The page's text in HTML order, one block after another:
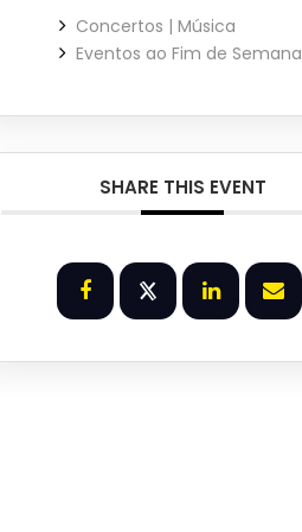
Concertos | Música
Eventos ao Fim de Semana
SHARE THIS EVENT